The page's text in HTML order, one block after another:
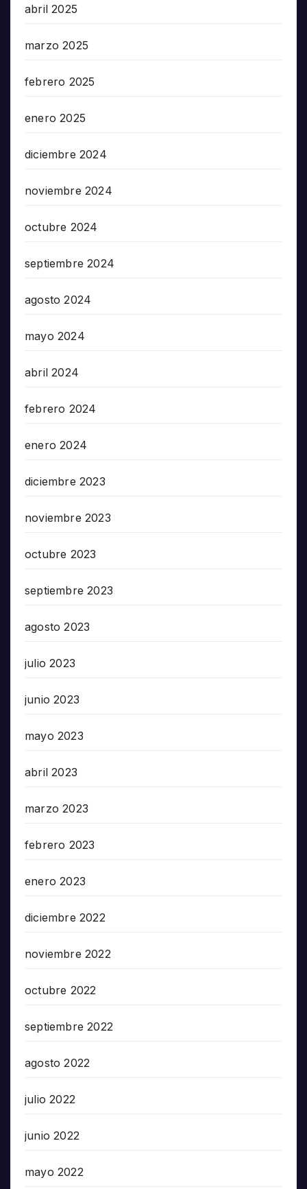
abril 2025
marzo 2025
febrero 2025
enero 2025
diciembre 2024
noviembre 2024
octubre 2024
septiembre 2024
agosto 2024
mayo 2024
abril 2024
febrero 2024
enero 2024
diciembre 2023
noviembre 2023
octubre 2023
septiembre 2023
agosto 2023
julio 2023
junio 2023
mayo 2023
abril 2023
marzo 2023
febrero 2023
enero 2023
diciembre 2022
noviembre 2022
octubre 2022
septiembre 2022
agosto 2022
julio 2022
junio 2022
mayo 2022